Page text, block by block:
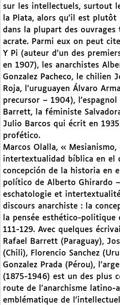
sur les intellectuels, surtout
la Plata, alors qu’il est plutôt
dans la plupart des ouvrages
acrate. Parmi eux on peut
Y Pi (auteur d’un des
en 1907), les anarchistes
Gonzalez Pacheco, le chilien
Roja, l’uruguayen Álvaro
precursor – 1904), l’espagnol
Barrett, la féministe
Julio Barcos qui écrit en
profético.
Marcos Olalla, « Mesianismo,
intertextualidad bíblica en el
concepción de la historia en
político de Alberto Ghirardo
eschatologie et
discours anarchiste : la
la pensée esthético-politique
111-129. Avec quelques
Rafael Barrett (Paraguay),
(Chili), Florencio Sanchez
Gonzalez Prada (Pérou),
(1875-1946) est un des plus
route de l’anarchisme
emblématique de